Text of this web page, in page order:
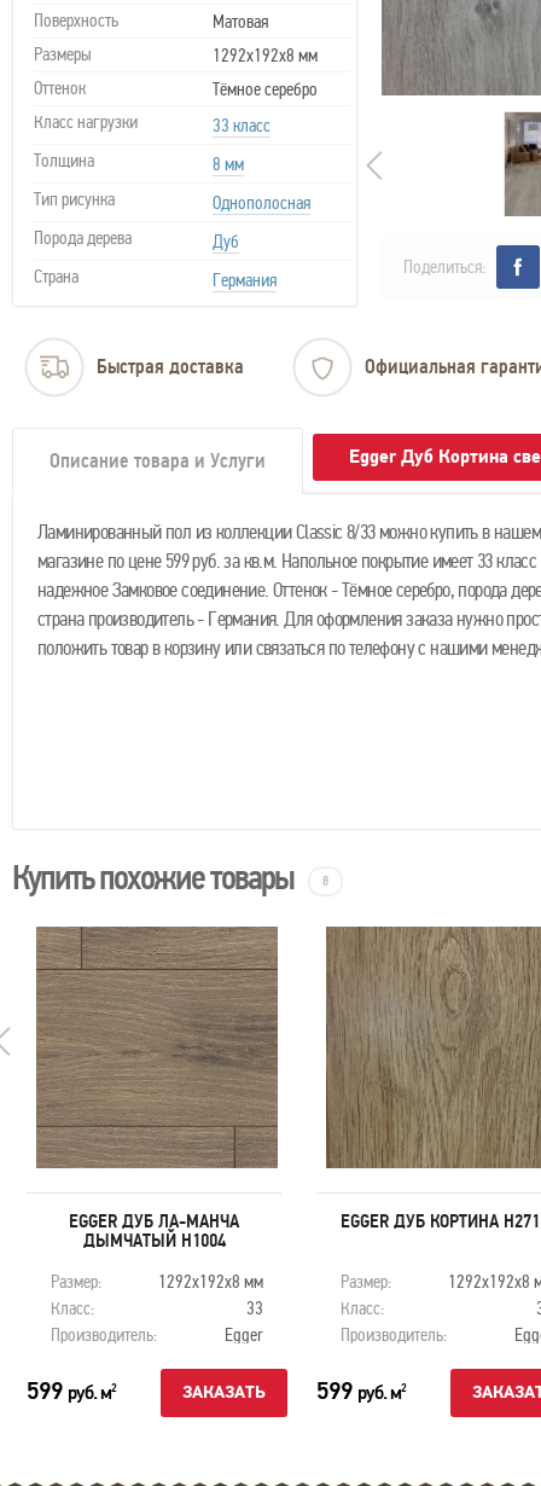
Поверхность
Матовая
Размеры
1292х192х8 мм
Оттенок
Тёмное серебро
Класс нагрузки
33 класс
Толщина
8 мм
Тип рисунка
Однополосная
Порода дерева
Дуб
Страна
Германия
Поделиться:
Быстрая доставка Официальная
Описание товара и Услуги Egger Дуб Кортина
Ламинированный пол из коллекции Classic 8/33 можно купить в
магазине по цене 599 руб. за кв.м. Напольное покрытие имеет 33
надежное Замковое соединение. Оттенок - Тёмное серебро, порода
страна производитель - Германия. Для оформления заказа нужно
положить товар в корзину или связаться по телефону с нашими
Купить похожие товары 8
EGGER ДУБ ЛА-МАНЧА
ДЫМЧАТЫЙ H1004
Размер:
1292х192х8 мм
Класс:
33
Производитель:
Egger
599 руб. м2 ЗАКАЗАТЬ
EGGER ДУБ КОРТИНА
Размер:
1292х192х8
Класс:
Производитель:
599 руб. м2